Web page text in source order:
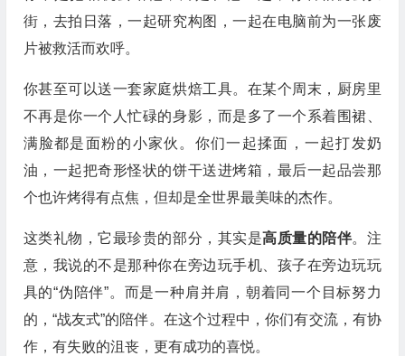
街，去拍日落，一起研究构图，一起在电脑前为一张废
片被救活而欢呼。
你甚至可以送一套家庭烘焙工具。在某个周末，厨房里
不再是你一个人忙碌的身影，而是多了一个系着围裙、
满脸都是面粉的小家伙。你们一起揉面，一起打发奶
油，一起把奇形怪状的饼干送进烤箱，最后一起品尝那
个也许烤得有点焦，但却是全世界最美味的杰作。
这类礼物，它最珍贵的部分，其实是高质量的陪伴。注
意，我说的不是那种你在旁边玩手机、孩子在旁边玩玩
具的“伪陪伴”。而是一种肩并肩，朝着同一个目标努力
的，“战友式”的陪伴。在这个过程中，你们有交流，有协
作，有失败的沮丧，更有成功的喜悦。